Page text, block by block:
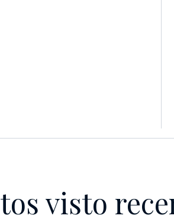
visto